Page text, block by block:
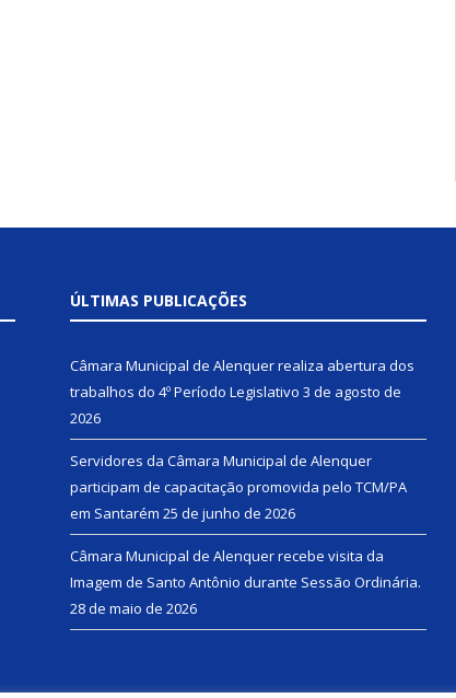
ÚLTIMAS PUBLICAÇÕES
Câmara Municipal de Alenquer realiza abertura dos
trabalhos do 4º Período Legislativo 3 de agosto de
2026
Servidores da Câmara Municipal de Alenquer
participam de capacitação promovida pelo TCM/PA
em Santarém 25 de junho de 2026
Câmara Municipal de Alenquer recebe visita da
Imagem de Santo Antônio durante Sessão Ordinária.
28 de maio de 2026